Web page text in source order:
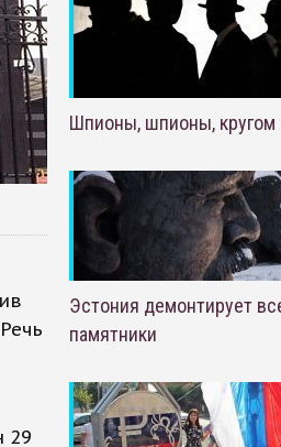
29
Шпионы, шпионы,
Эстония демонтирует
памятники